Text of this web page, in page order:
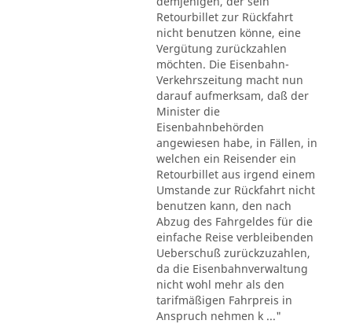
Retourbillet zur Rückfahrt
nicht benutzen könne, eine
Vergütung zurückzahlen
möchten. Die Eisenbahn-
Verkehrszeitung macht nun
darauf aufmerksam, daß der
Minister die
Eisenbahnbehörden
angewiesen habe, in Fällen, in
welchen ein Reisender ein
Retourbillet aus irgend einem
Umstande zur Rückfahrt nicht
benutzen kann, den nach
Abzug des Fahrgeldes für die
einfache Reise verbleibenden
Ueberschuß zurückzuzahlen,
da die Eisenbahnverwaltung
nicht wohl mehr als den
tarifmäßigen Fahrpreis in
Anspruch nehmen k ..."